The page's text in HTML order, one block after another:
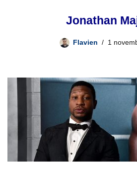
Jonathan
Flavien 1